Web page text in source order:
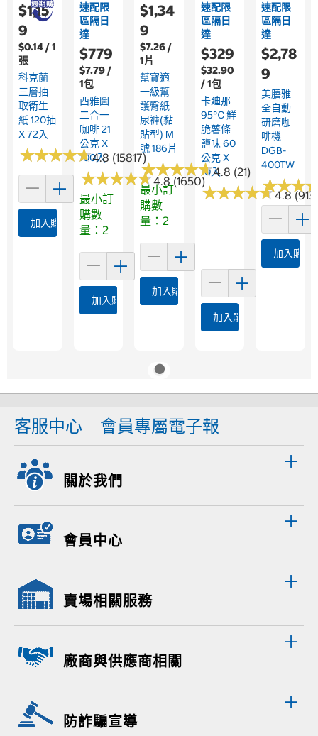
$1,15
9
$0.14 / 1
張
科克蘭
三層抽
取衛生
紙 120抽
X 72入
★★★★★
★★★★★4.8 (15817)
加入購物車
速配限
區隔日
達
$779
$7.79 /
1包
西雅圖
二合一
咖啡 21
公克 X
100入
★★★★★
★★★★★4.8 (1650)
最小訂
購數
量：2
加入購物車
$1,34
9
$7.26 /
1片
幫寶適
一級幫
護臀紙
尿褲(黏
貼型) M
號 186片
★★★★★
★★★★★4.8 (21)
最小訂
購數
量：2
加入購物車
速配限
區隔日
達
$329
$32.90
/ 1包
卡廸那
95℃ 鮮
脆薯條
鹽味 60
公克 X
10入
★★★★★
★★★★★4.8 (913)
加入購物車
速配限
區隔日
達
$2,78
9
美膳雅
全自動
研磨咖
啡機
DGB-
400TW
★★★
★★★
加入購物
客服中心 會員專屬電子報
關於我們
會員中心
賣場相關服務
廠商與供應商相關
防詐騙宣導